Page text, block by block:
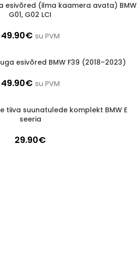
esivõred (ilma kaamera avata) BMW
G01, G02 LCI
49.90€ su PVM
esivõred BMW F39 (2018–2023)
49.90€ su PVM
tiiva suunatulede komplekt BMW E
seeria
29.90€